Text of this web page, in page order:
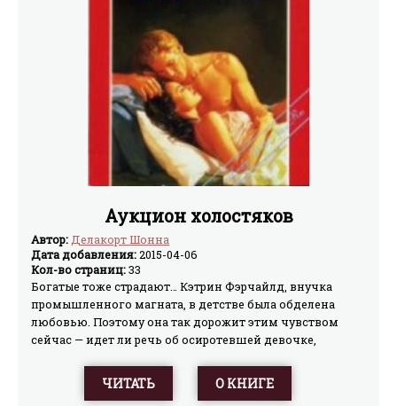
Аукцион холостяков
Автор: Делакорт Шонна
Дата добавления:2015-04-06
Кол-во страниц:33
Богатые тоже страдают… Кэтрин Фэрчайлд, внучка
промышленного магната, в детстве была обделена
любовью. Поэтому она так дорожит этим чувством
сейчас — идет ли речь об осиротевшей девочке,
Кэтрин влюбилась…
ЧИТАТЬ О КНИГЕ